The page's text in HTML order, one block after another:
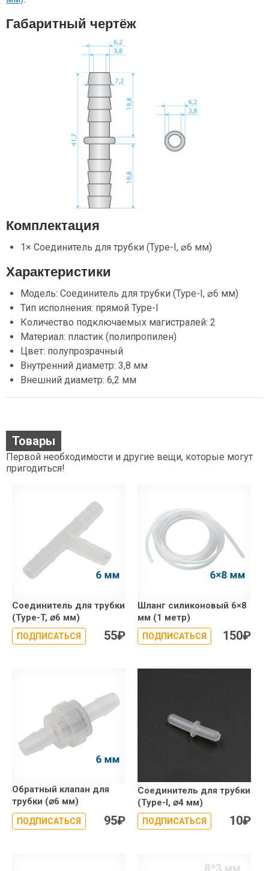
Габаритный чертёж
Комплектация
1× Соединитель для трубки (Type-I, ⌀6 мм)
Характеристики
Модель: Соединитель для трубки (Type-I, ⌀6 мм)
Тип исполнения: прямой Type-I
Количество подключаемых магистралей: 2
Материал: пластик (полипропилен)
Цвет: полупрозрачный
Внутренний диаметр: 3,8 мм
Внешний диаметр: 6,2 мм
Товары
Первой необходимости и другие вещи, которые могут
пригодиться!
Соединитель для трубки
(Type-T, ⌀6 мм)
ПОДПИСАТЬСЯ 55₽
Шланг cиликоновый 6×8
мм (1 метр)
ПОДПИСАТЬСЯ 150₽
Обратный клапан для
трубки (⌀6 мм)
ПОДПИСАТЬСЯ 95₽
Соединитель для трубки
(Type-I, ⌀4 мм)
ПОДПИСАТЬСЯ 10₽